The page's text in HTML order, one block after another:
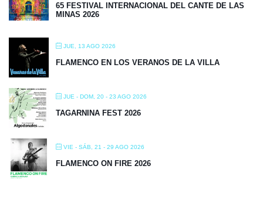
65 FESTIVAL INTERNACIONAL DEL CANTE DE LAS
MINAS 2026
JUE, 13 AGO 2026
FLAMENCO EN LOS VERANOS DE LA VILLA
JUE - DOM, 20 - 23 AGO 2026
TAGARNINA FEST 2026
VIE - SÁB, 21 - 29 AGO 2026
FLAMENCO ON FIRE 2026